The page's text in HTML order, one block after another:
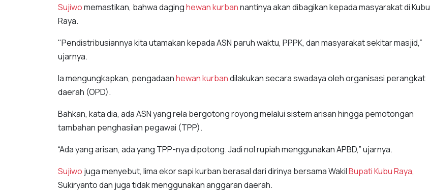
Sujiwomemastikan, bahwa daginghewan kurbannantinya akan dibagikan kepada masyarakat di Kubu
Raya.
"Pendistribusiannya kita utamakan kepada ASN paruh waktu, PPPK, dan masyarakat sekitar masjid,”
ujarnya.
Ia mengungkapkan, pengadaanhewan kurbandilakukan secara swadaya oleh organisasi perangkat
daerah (OPD).
Bahkan, kata dia, ada ASN yang rela bergotong royong melalui sistem arisan hingga pemotongan
tambahan penghasilan pegawai (TPP).
“Ada yang arisan, ada yang TPP-nya dipotong. Jadi nol rupiah menggunakan APBD,” ujarnya.
Sujiwo juga menyebut, lima ekor sapi kurban berasal dari dirinya bersama WakilBupati Kubu Raya,
Sukiryanto dan juga tidak menggunakan anggaran daerah.